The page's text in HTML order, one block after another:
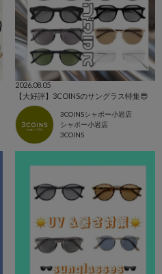
2026.08.05
【大好評】3COINSのサングラス特集😎
3COINSシャポー小岩店
シャポー小岩店
3COINS